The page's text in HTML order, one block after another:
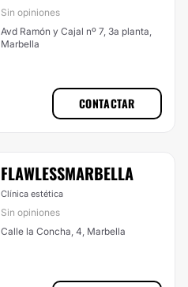
Sin opiniones
Avd Ramón y Cajal nº 7, 3a planta,
Marbella
CONTACTAR
FLAWLESSMARBELLA
Clínica estética
Sin opiniones
Calle la Concha, 4, Marbella